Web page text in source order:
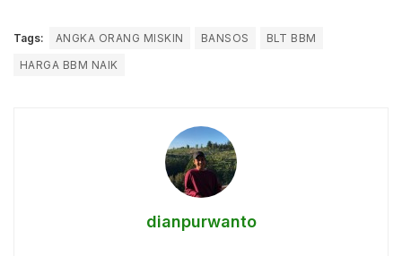
Tags: ANGKA ORANG MISKIN BANSOS
BLT BBM
HARGA BBM NAIK
dianpurwanto